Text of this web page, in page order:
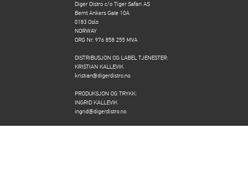
Diger Distro c/o Tiger Safari AS
Bernt Ankers Gate 10A
0183 Oslo
NORWAY
ORG Nr. 976 858 255 MVA
DISTRIBUSJON OG LABEL TJENESTER:
KRISTIAN KALLEVIK
kristian@digerdistro.no
PRODUKSJON OG TRYKK:
INGRID KALLEVIK
ingrid@digerdistro.no